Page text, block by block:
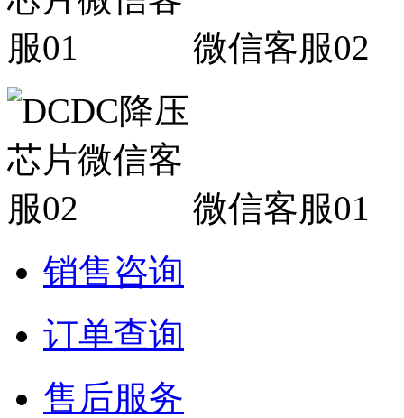
微信客服02
微信客服01
销售咨询
订单查询
售后服务